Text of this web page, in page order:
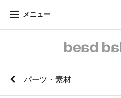
メニュー
パーツ・素材